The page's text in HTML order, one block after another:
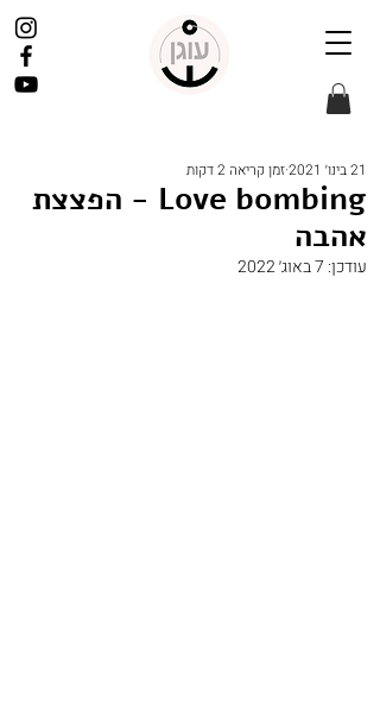
Love bombing - הפצצת
אהבה
21 בינו׳ 2021 זמן קריאה 2 דקות
עודכן: 7 באוג׳ 2022